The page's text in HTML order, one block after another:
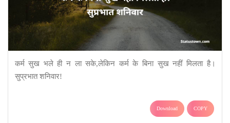
कर्म सुख भले ही न ला सके,लेकिन कर्म के बिना सुख नहीं मिलता है।
सुप्रभात शनिवार!
Download COPY